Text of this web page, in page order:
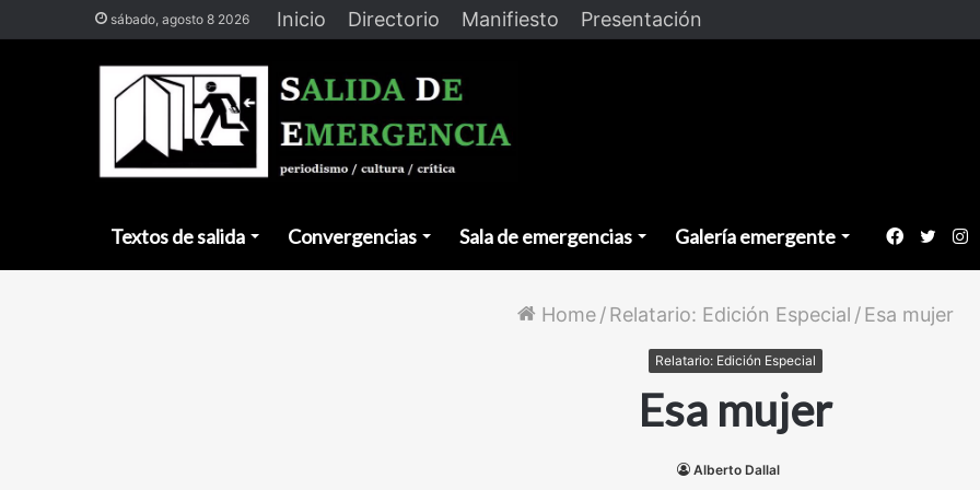
sábado, agosto 8 2026 Inicio Directorio Manifiesto Presentación
Textos de salida Convergencias Sala de emergencias Galería emergente Facebook
Home / Relatario: Edición Especial / Esa mujer
Relatario: Edición Especial
Esa mujer
Alberto Dallal